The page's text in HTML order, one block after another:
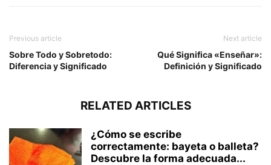
Previous article
Sobre Todo y Sobretodo:
Diferencia y Significado
Next article
Qué Significa «Enseñar»:
Definición y Significado
RELATED ARTICLES
¿Cómo se escribe
correctamente: bayeta o balleta?
Descubre la forma adecuada...